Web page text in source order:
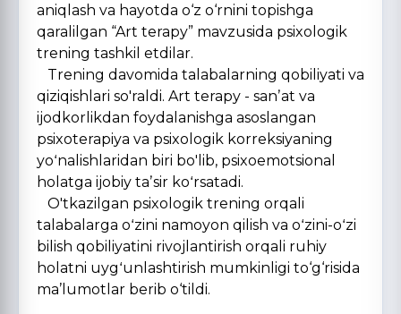
aniqlash va hayotda o‘z o‘rnini topishga
qaralilgan “Art terapy” mavzusida psixologik
trening tashkil etdilar.
Trening davomida talabalarning qobiliyati va
qiziqishlari so'raldi. Art terapy - sanʼat va
ijodkorlikdan foydalanishga asoslangan
psixoterapiya va psixologik korreksiyaning
yoʻnalishlaridan biri bo'lib, psixoemotsional
holatga ijobiy taʼsir koʻrsatadi.
O'tkazilgan psixologik trening orqali
talabalarga oʻzini namoyon qilish va oʻzini-oʻzi
bilish qobiliyatini rivojlantirish orqali ruhiy
holatni uygʻunlashtirish mumkinligi to‘g‘risida
ma’lumotlar berib o‘tildi.